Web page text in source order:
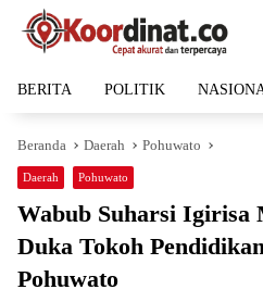
Langsung
BERITA POLITIK
Beranda Daerah Pohuwato
Daerah Pohuwato
Wabub Suharsi Igirisa
Duka Tokoh
Pohuwato